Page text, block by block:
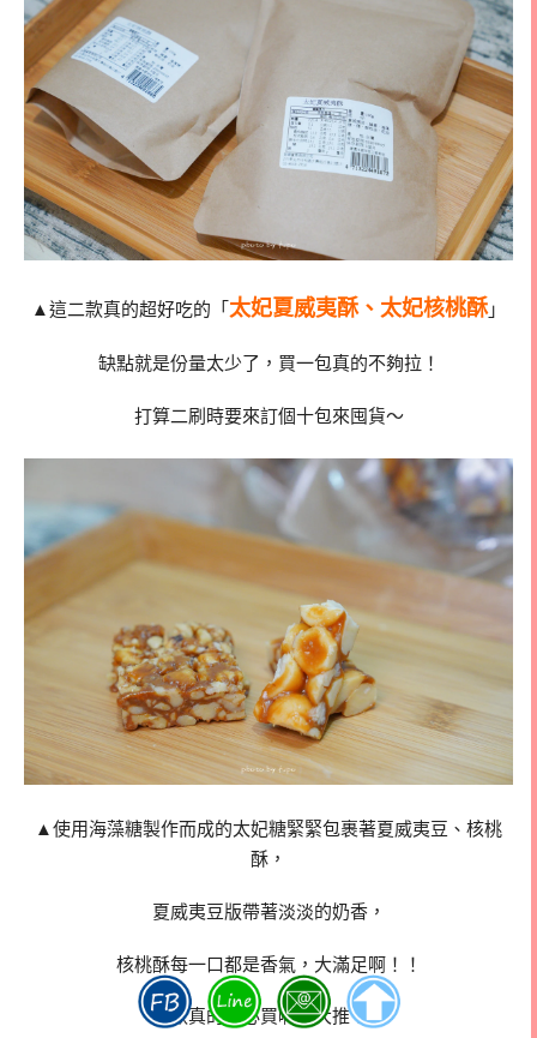
▲這二款真的超好吃的「太妃夏威夷酥、太妃核桃酥」
缺點就是份量太少了，買一包真的不夠拉！
打算二刷時要來訂個十包來囤貨～
▲使用海藻糖製作而成的太妃糖緊緊包裹著夏威夷豆、核桃
酥，
夏威夷豆版帶著淡淡的奶香，
核桃酥每一口都是香氣，大滿足啊！！
這款真的是必買啊！大推！！